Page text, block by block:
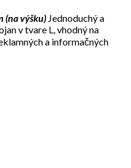
(na výšku) Jednoduchý a
v tvare L, vhodný na
a informačných